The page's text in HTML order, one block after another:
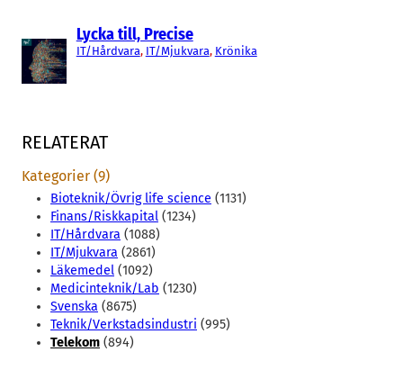
Lycka till, Precise
IT/Hårdvara, IT/Mjukvara, Krönika
RELATERAT
Kategorier (9)
Bioteknik/Övrig life science (1131)
Finans/Riskkapital (1234)
IT/Hårdvara (1088)
IT/Mjukvara (2861)
Läkemedel (1092)
Medicinteknik/Lab (1230)
Svenska (8675)
Teknik/Verkstadsindustri (995)
Telekom (894)